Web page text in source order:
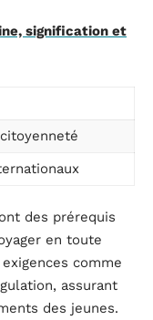
signification et
des prérequis
en toute
comme
assurant
des jeunes.